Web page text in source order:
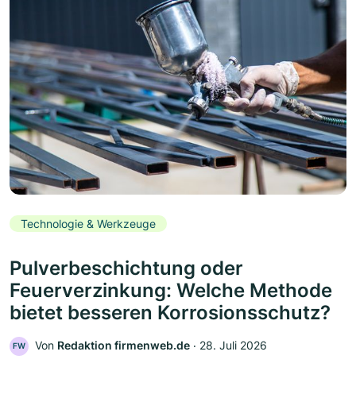
Technologie & Werkzeuge
Pulverbeschichtung oder
Feuerverzinkung: Welche Methode
bietet besseren Korrosionsschutz?
FW Von Redaktion firmenweb.de ‧ 28. Juli 2026